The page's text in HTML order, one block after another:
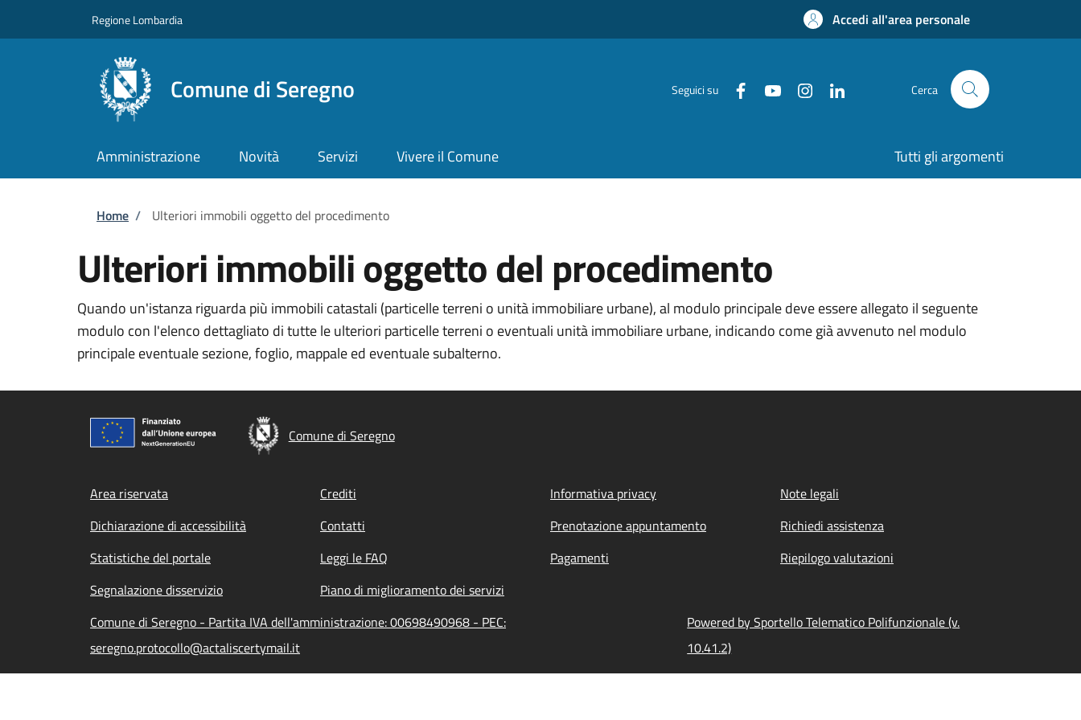
Regione Lombardia Accedi all'area personale
Comune di Seregno Seguici su Cerca
Amministrazione Novità Servizi Vivere il Comune Tutti gli argomenti
Briciole di pane
Home / Ulteriori immobili oggetto del procedimento
Ulteriori immobili oggetto del procedimento
Quando un'istanza riguarda più immobili catastali (particelle terreni o unità immobiliare urbane), al modulo principale deve essere allegato il seguente
modulo con l'elenco dettagliato di tutte le ulteriori particelle terreni o eventuali unità immobiliare urbane, indicando come già avvenuto nel modulo
principale eventuale sezione, foglio, mappale ed eventuale subalterno.
Comune di Seregno
Footer menu
Area riservata Crediti Informativa privacy
Note legali
Dichiarazione di accessibilità
Contatti Prenotazione appuntamento
Richiedi assistenza
Statistiche del portale
Leggi le FAQ Pagamenti
Riepilogo valutazioni
Segnalazione disservizio
Piano di miglioramento dei servizi
Comune di Seregno - Partita IVA dell'amministrazione: 00698490968 - PEC:
seregno.protocollo@actaliscertymail.it
Powered by Sportello Telematico Polifunzionale (v.
10.41.2)